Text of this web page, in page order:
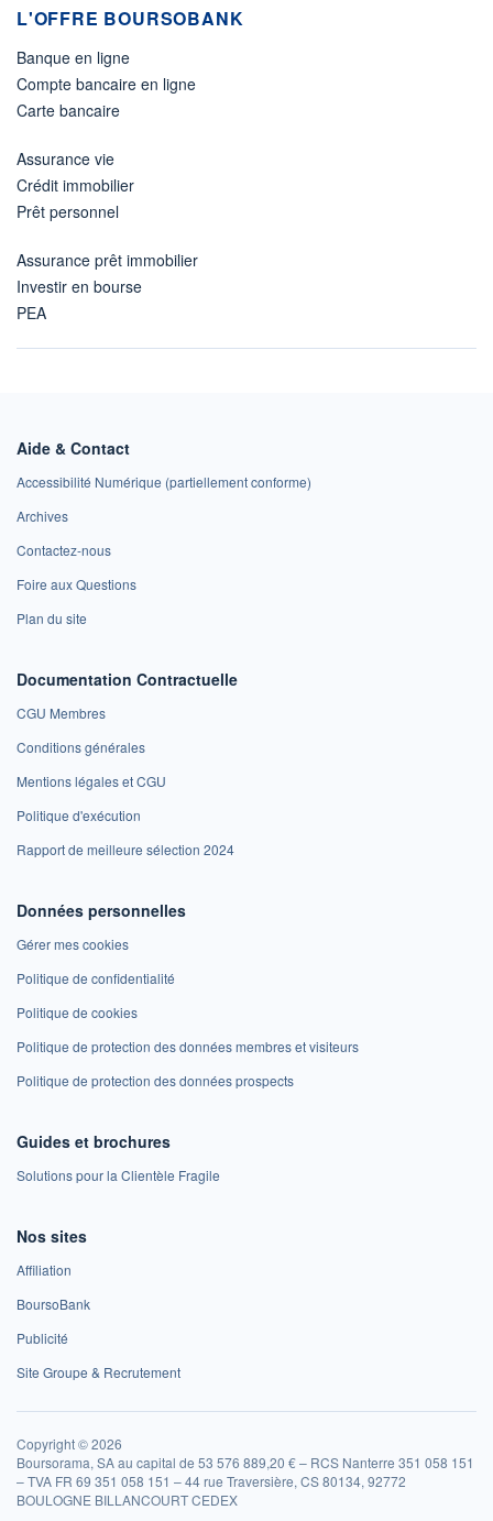
L'OFFRE BOURSOBANK
Banque en ligne
Compte bancaire en ligne
Carte bancaire
Assurance vie
Crédit immobilier
Prêt personnel
Assurance prêt immobilier
Investir en bourse
PEA
Aide & Contact
Accessibilité Numérique (partiellement conforme)
Archives
Contactez-nous
Foire aux Questions
Plan du site
Documentation Contractuelle
CGU Membres
Conditions générales
Mentions légales et CGU
Politique d'exécution
Rapport de meilleure sélection 2024
Données personnelles
Gérer mes cookies
Politique de confidentialité
Politique de cookies
Politique de protection des données membres et visiteurs
Politique de protection des données prospects
Guides et brochures
Solutions pour la Clientèle Fragile
Nos sites
Affiliation
BoursoBank
Publicité
Site Groupe & Recrutement
Copyright © 2026
Boursorama, SA au capital de 53 576 889,20 € – RCS Nanterre 351 058 151
– TVA FR 69 351 058 151 – 44 rue Traversière, CS 80134, 92772
BOULOGNE BILLANCOURT CEDEX